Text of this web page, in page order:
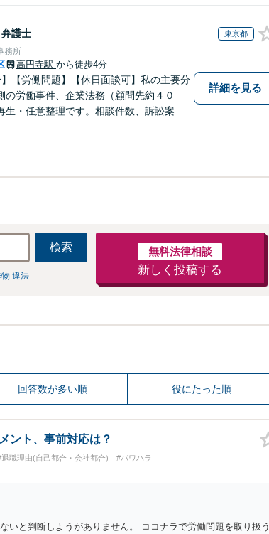
弁護士 東京都
務所
高円寺駅 から徒歩4分
】【労働問題】【休日面談可】私の主要分
の労働事件、企業法務（顧問先約４０
生・任意整理です。相談件数、訴訟案
詳細を見る
検索
違法
無料法律相談
新しく投稿する
回答数が多い順 役にたった順
ント、事前対応は？
退職理由(自己都合・会社都合) #パワハラ
いと判断しようがありません。 ココナラで労働問題を取り扱う